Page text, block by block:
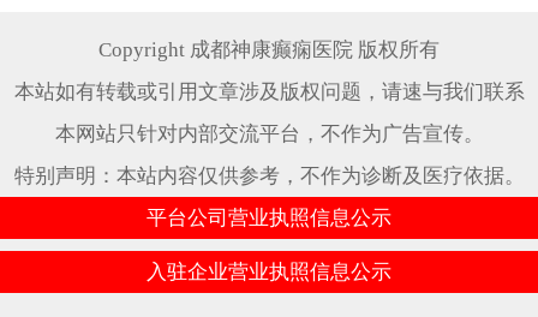
Copyright 成都神康癫痫医院 版权所有
本站如有转载或引用文章涉及版权问题，请速与我们联系
本网站只针对内部交流平台，不作为广告宣传。
特别声明：本站内容仅供参考，不作为诊断及医疗依据。
平台公司营业执照信息公示
入驻企业营业执照信息公示